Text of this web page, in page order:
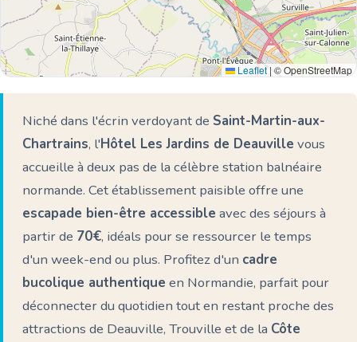
Leaflet |© OpenStreetMap
Niché dans l'écrin verdoyant de Saint-Martin-aux-
Chartrains, l'Hôtel Les Jardins de Deauville vous
accueille à deux pas de la célèbre station balnéaire
normande. Cet établissement paisible offre une
escapade bien-être accessible avec des séjours à
partir de 70€, idéals pour se ressourcer le temps
d'un week-end ou plus. Profitez d'un cadre
bucolique authentique en Normandie, parfait pour
déconnecter du quotidien tout en restant proche des
attractions de Deauville, Trouville et de la Côte